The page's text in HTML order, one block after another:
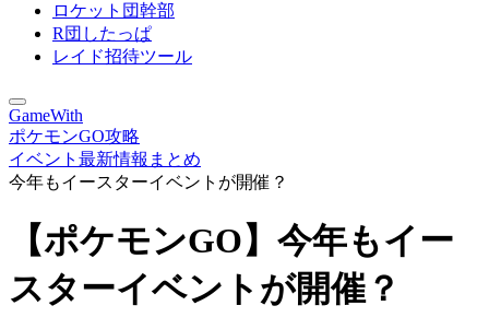
ロケット団幹部
R団したっぱ
レイド招待ツール
GameWith
ポケモンGO攻略
イベント最新情報まとめ
今年もイースターイベントが開催？
【ポケモンGO】今年もイー
スターイベントが開催？